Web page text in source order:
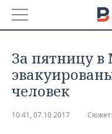
БАШКОРТОСТАН
ТАТАРСТАН
НОВОСТИ
АНАЛИТИКА
За пятницу
человек
10:41, 07.10.2017 Сюжет: